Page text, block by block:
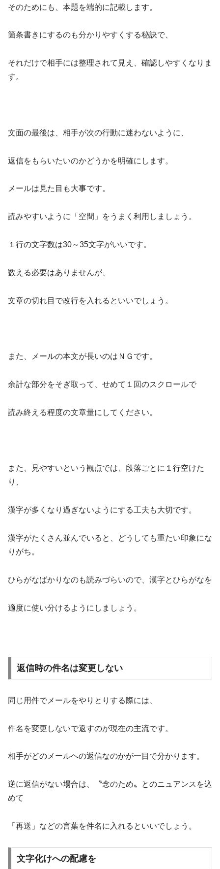
そのためにも、本題を端的に記載します。
箇条書きにするのも分かりやすくする秘訣で、
それだけで相手には整理されて見え、確認しやすくなりま
す。
文面の最後は、相手が次の行動に迷わないように、
返信をもらいたいのかどうかを明確にします。
メールは見た目も大事です。
読みやすいように「空間」をうまく利用しましょう。
１行の文字数は30～35文字がいいです。
数える必要はありませんが、
文章の切れ目で改行を入れるといいでしょう。
また、メールの本文が長いのはＮＧです。
余計な部分をそぎ取って、せめて１回のスクロールで
読み終える程度の文章量にしてください。
また、見やすいという観点では、段落ごとに１行空けた
り、
漢字が多くなり過ぎないようにする工夫も大切です。
漢字がたくさん並んでいると、どうしても重たい印象にな
りがち。
ひらがなばかりなのも読みづらいので、漢字とひらがなを
適度に使い分けるようにしましょう。
返信時の件名は変更しない
同じ用件でメールをやりとりする際には、
件名を変更しないで返すのが現在の主流です。
相手がどのメールヘの返信なのかが一目で分かります。
逆に返信がない場合は、〝念のため〟とのニュアンスを込
めて
「再送」などの言葉を件名に入れるといいでしょう。
文字化けへの配慮を